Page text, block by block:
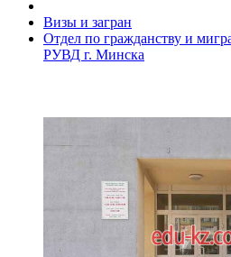
Визы и загран
Отдел по гражданству и
РУВД г. Минска